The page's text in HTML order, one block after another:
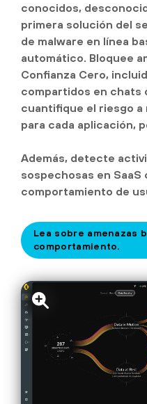
conocidos,
primera solución del
de malware en línea
automático. Bloquee
Confianza Cero,
compartidos en chats
cuantifique el riesgo a
para cada aplicación,
Además, detecte
sospechosas en
comportamiento de
Lea sobre amenazas
comportamiento.